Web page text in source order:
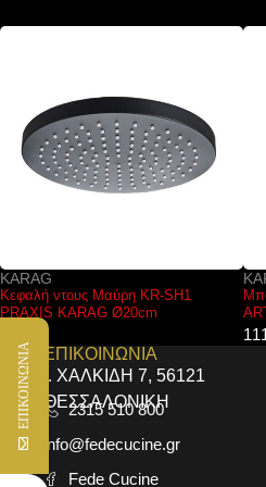
KARAG
Μπαταρία νιπτήρος εντοιχισμού
ARTEMIS Cromo 911-P KARAG
€
ΕΠΙΚΟΙΝΩΝΙΑ
Ι. ΧΑΛΚΙΔΗ 7, 56121
ΘΕΣΣΑΛΟΝΙΚΗ
2315 510 800
info@fedecucine.gr
Fede Cucine
ΕΠΙΚΟΙΝΩΝΙΑ